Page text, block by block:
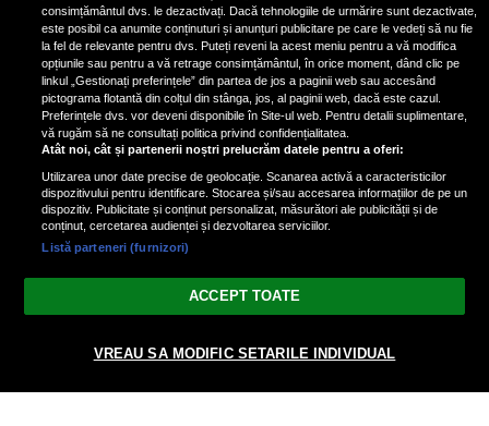
Nicki Minaj, acuzată de agresiune
de fostul manager: Detalii șocante
din proces
Nicki Minaj le-a lăudat pe...
Vezi varianta Desktop
© 2026 radiodcnews.ro | Toate drepturile rezervate.
consimțământul dvs. le dezactivați. Dacă tehnologiile de urmărire sunt dezactivate,
este posibil ca anumite conținuturi și anunțuri publicitare pe care le vedeți să nu fie
la fel de relevante pentru dvs. Puteți reveni la acest meniu pentru a vă modifica
opțiunile sau pentru a vă retrage consimțământul, în orice moment, dând clic pe
linkul „Gestionați preferințele” din partea de jos a paginii web sau accesând
pictograma flotantă din colțul din stânga, jos, al paginii web, dacă este cazul.
Preferințele dvs. vor deveni disponibile în Site-ul web. Pentru detalii suplimentare,
vă rugăm să ne consultați politica privind confidențialitatea.
Atât noi, cât și partenerii noștri prelucrăm datele pentru a oferi:
Utilizarea unor date precise de geolocație. Scanarea activă a caracteristicilor
dispozitivului pentru identificare. Stocarea și/sau accesarea informațiilor de pe un
dispozitiv. Publicitate și conținut personalizat, măsurători ale publicității și de
conținut, cercetarea audienței și dezvoltarea serviciilor.
Listă parteneri (furnizori)
ACCEPT TOATE
VREAU SA MODIFIC SETARILE INDIVIDUAL